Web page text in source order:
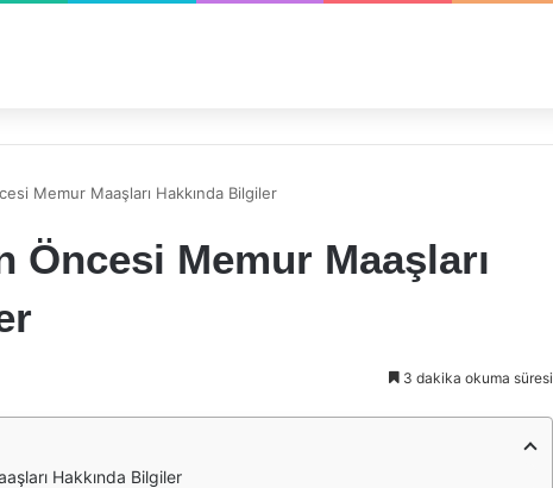
Memur Maaşları Hakkında Bilgiler
Öncesi Memur Maaşları
3 dakika okuma süresi
Hakkında Bilgiler